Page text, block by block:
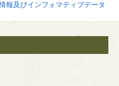
報及びインフォマティブデータ